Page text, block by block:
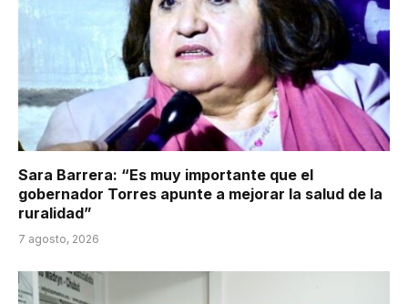
Sara Barrera: “Es muy importante que el
gobernador Torres apunte a mejorar la salud de la
ruralidad”
7 agosto, 2026